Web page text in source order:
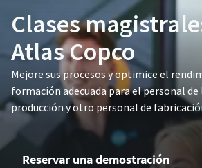
Clases
Atlas Copco
Mejore sus procesos y optimice el
formación adecuada para el personal de
producción y otro personal de
Reservar una demostración